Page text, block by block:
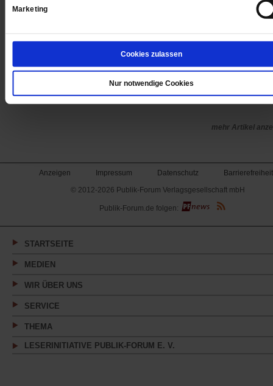
Marketing
Cookies zulassen
Nur notwendige Cookies
Schreckliche Leere
Das Tanzverbot an Karfreitag provoziert die
/mehr
vonEva-Maria Lerch
mehr Artikel
Anzeigen Impressum Datenschutz
Barrierefreiheit
© 2012-2026 Publik-Forum Verlagsgesellschaft mbH
(Öffnet
in
neuen
Publik-Forum.de folgen:
STARTSEITE
MEDIEN
WIR ÜBER UNS
SERVICE
THEMA
LESERINITIATIVE PUBLIK-FORUM E. V.